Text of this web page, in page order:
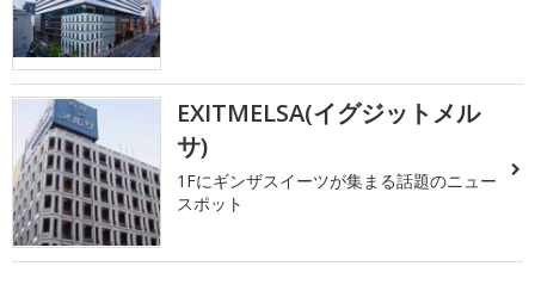
EXITMELSA(イグジットメル
サ)
1Fにギンザスイーツが集まる話題のニュー
スポット